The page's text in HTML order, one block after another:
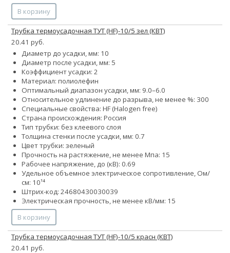
В корзину
Трубка термоусадочная ТУТ (HF)-10/5 зел (КВТ)
20.41 руб.
Диаметр до усадки, мм: 10
Диаметр после усадки, мм: 5
Коэффициент усадки: 2
Материал: полиолефин
Оптимальный диапазон усадки, мм: 9.0–6.0
Относительное удлинение до разрыва, не менее %: 300
Специальные свойства: HF (Halogen free)
Страна происхождения: Россия
Тип трубки: без клеевого слоя
Толщина стенки после усадки, мм: 0.7
Цвет трубки: зеленый
Прочность на растяжение, не менее Мпа: 15
Рабочее напряжение, до (кВ): 0.69
Удельное объемное электрическое сопротивление, Ом/
см: 10¹⁴
Штрих-код: 24680430030039
Электрическая прочность, не менее кВ/мм: 15
В корзину
Трубка термоусадочная ТУТ (HF)-10/5 красн (КВТ)
20.41 руб.